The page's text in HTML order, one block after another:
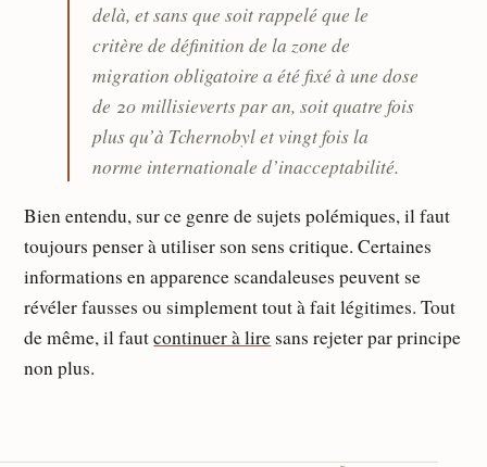
delà, et sans que soit rappelé que le
critère de définition de la zone de
migration obligatoire a été fixé à une dose
de 20 millisieverts par an, soit quatre fois
plus qu’à Tchernobyl et vingt fois la
norme internationale d’inacceptabilité.
Bien entendu, sur ce genre de sujets polémiques, il faut
toujours penser à utiliser son sens critique. Certaines
informations en apparence scandaleuses peuvent se
révéler fausses ou simplement tout à fait légitimes. Tout
de même, il fautcontinuer à liresans rejeter par principe
non plus.